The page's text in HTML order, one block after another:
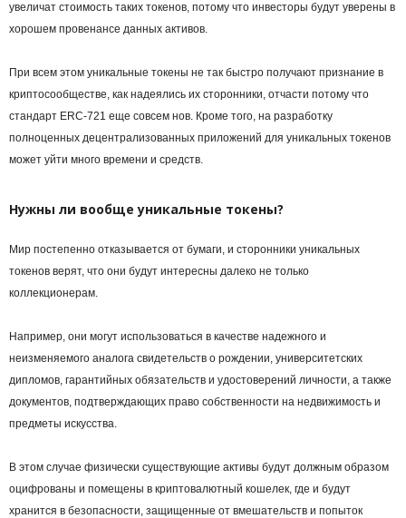
увеличат стоимость таких токенов, потому что инвесторы будут уверены в
хорошем провенансе данных активов.
При всем этом уникальные токены не так быстро получают признание в
криптосообществе, как надеялись их сторонники, отчасти потому что
стандарт ERC-721 еще совсем нов. Кроме того, на разработку
полноценных децентрализованных приложений для уникальных токенов
может уйти много времени и средств.
Нужны ли вообще уникальные токены?
Мир постепенно отказывается от бумаги, и сторонники уникальных
токенов верят, что они будут интересны далеко не только
коллекционерам.
Например, они могут использоваться в качестве надежного и
неизменяемого аналога свидетельств о рождении, университетских
дипломов, гарантийных обязательств и удостоверений личности, а также
документов, подтверждающих право собственности на недвижимость и
предметы искусства.
В этом случае физически существующие активы будут должным образом
оцифрованы и помещены в криптовалютный кошелек, где и будут
хранится в безопасности, защищенные от вмешательств и попыток